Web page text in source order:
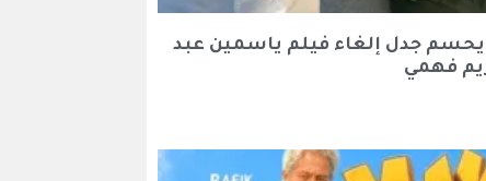
يحسم جدل إلغاء فيلم ياسمين عبد
فهمي